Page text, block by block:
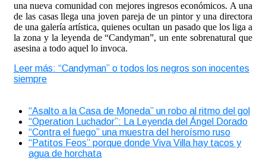
una nueva comunidad con mejores ingresos económicos. A una
de las casas llega una joven pareja de un pintor y una directora
de una galería artística, quienes ocultan un pasado que los liga a
la zona y la leyenda de “Candyman”, un ente sobrenatural que
asesina a todo aquel lo invoca.
Leer más: “Candyman” o todos los negros son inocentes
siempre
“Asalto a la Casa de Moneda” un robo al ritmo del gol
“Operation Luchador”: La Leyenda del Ángel Dorado
“Contra el fuego” una muestra del heroísmo ruso
“Patitos Feos” porque donde Viva Villa hay tacos y
agua de horchata